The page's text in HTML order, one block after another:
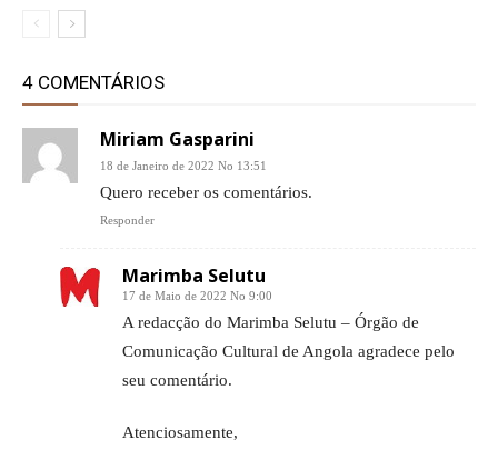
4 COMENTÁRIOS
Miriam Gasparini
18 de Janeiro de 2022 No 13:51
Quero receber os comentários.
Responder
Marimba Selutu
17 de Maio de 2022 No 9:00
A redacção do Marimba Selutu – Órgão de
Comunicação Cultural de Angola agradece pelo
seu comentário.
Atenciosamente,